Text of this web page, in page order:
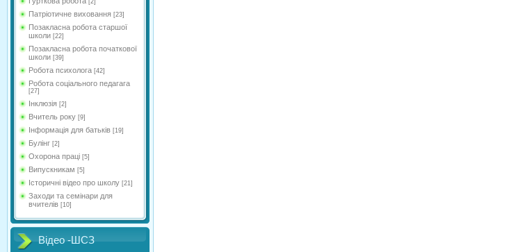
[2]
Патріотичне виховання [23]
Позакласна робота старшої
школи [22]
Позакласна робота початкової
школи [39]
Робота психолога [42]
Робота соціального педагага
[27]
Інклюзія [2]
Вчитель року [9]
Інформація для батьків [19]
Булінг [2]
Охорона праці [5]
Випускникам [5]
Історичні відео про школу [21]
Заходи та семінари для
вчителів [10]
Відео -ШСЗ